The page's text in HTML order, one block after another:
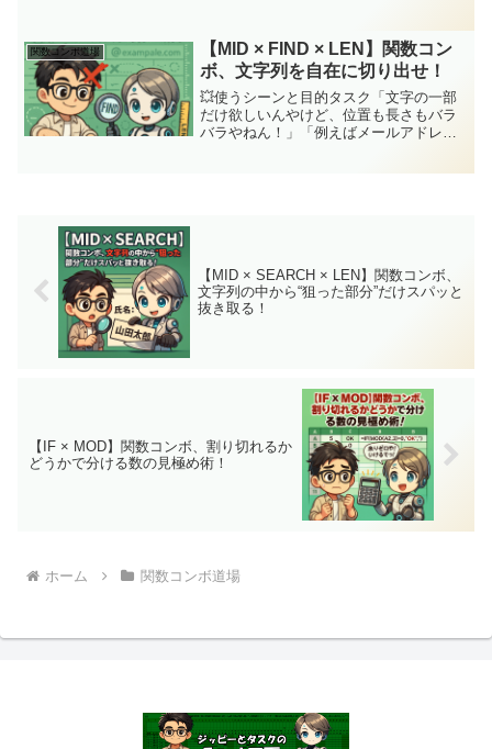
えたいことってあるよな！ジッピー
(ChatGPT)LE...
関数コンボ道場
【MID × FIND × LEN】関数コン
ボ、文字列を自在に切り出せ！
💥使うシーンと目的タスク「文字の一部
だけ欲しいんやけど、位置も長さもバラ
バラやねん！」「例えばメールアドレス
【MID × SEARCH × LEN】関数コンボ、
文字列の中から“狙った部分”だけスパッと
抜き取る！
【IF × MOD】関数コンボ、割り切れるか
どうかで分ける数の見極め術！
ホーム 関数コンボ道場